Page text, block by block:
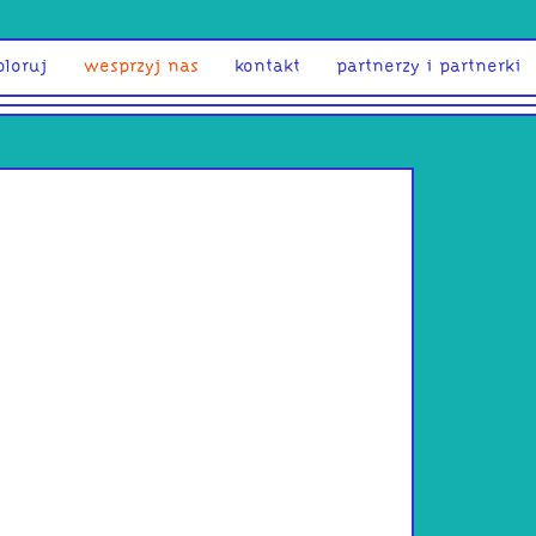
wesprzyj nas kontakt partnerzy i partnerki